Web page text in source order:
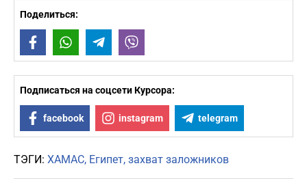
Поделиться:
FacebookWhatsAppTelegram
Подписаться на соцсети Курсора:
facebook instagram telegram
ТЭГИ: ХАМАС Египет захват заложников